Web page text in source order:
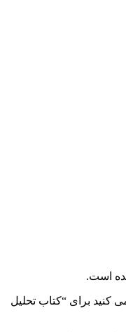
است.
کنید برای “کتاب تحلیل